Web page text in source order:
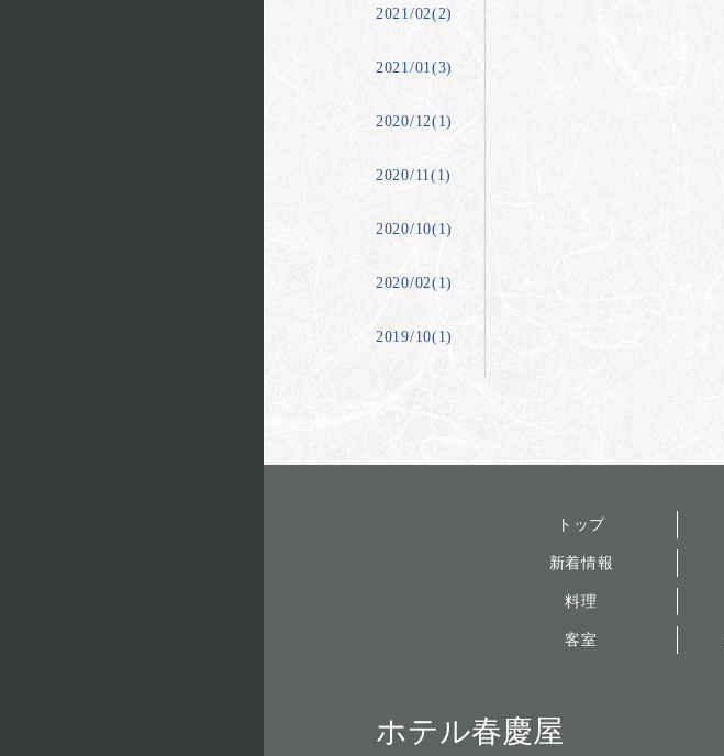
2021/02(2)
2021/01(3)
2020/12(1)
2020/11(1)
2020/10(1)
2020/02(1)
2019/10(1)
トップ
新着情報
料理
客室
ホテル春慶屋